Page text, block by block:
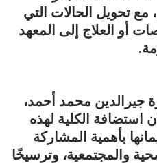
مع تحويل الحالات التي
أو العلاج إلى المعهد
جيرالدين محمد أحمد،
استضافة الكلية لهذه
بأهمية المشاركة
والمجتمعية، وترسيخًا